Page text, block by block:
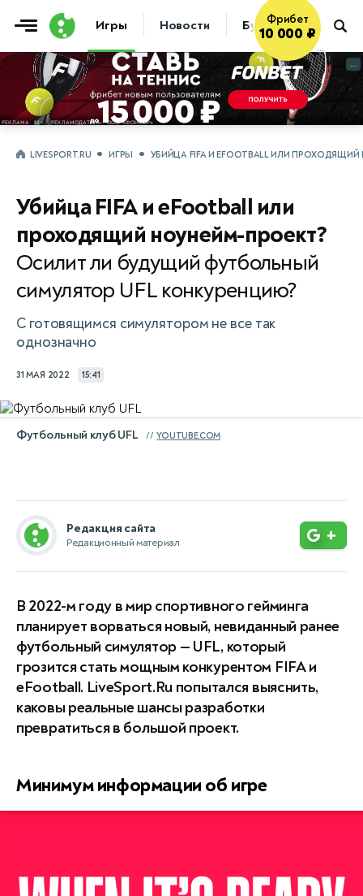
Игры Новости Букмекеры
Фрибет
10 000 ₽
...
...
LIVESPORT.RU ИГРЫ УБИЙЦА FIFA И EFOOTBALL ИЛИ
Убийца FIFA и eFootball или
проходящий ноунейм-проект?
Осилит ли будущий футбольный
симулятор UFL конкуренцию?
С готовящимся симулятором не все так
однозначно
31 МАЯ 2022 15:41
Футбольный клуб ​​UFL YOUTUBE.COM
Редакция сайта
Редакционный материал +
В 2022-м году в мир спортивного гейминга
планирует ворваться новый, невиданный ранее
футбольный симулятор — UFL, который
грозится стать мощным конкурентом FIFA и
eFootball. LiveSport.Ru попытался выяснить,
каковы реальные шансы разработки
превратиться в большой проект.
Минимум информации об игре